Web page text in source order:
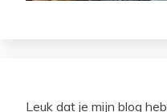
Leuk dat je mijn blog